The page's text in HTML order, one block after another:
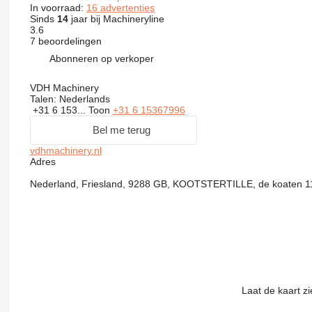
In voorraad: 16 advertenties
Sinds 14jaar bij Machineryline
3.6
7 beoordelingen
Abonneren op verkoper
VDH Machinery
Talen: Nederlands
+31 6 153... Toon +31 6 15367996
Bel me terug
vdhmachinery.nl
Adres
Nederland, Friesland, 9288 GB, KOOTSTERTILLE, de koaten
Laat de kaart